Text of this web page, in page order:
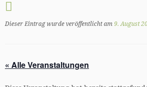
Dieser Eintrag wurde veröffentlicht am9. August
« Alle Veranstaltungen